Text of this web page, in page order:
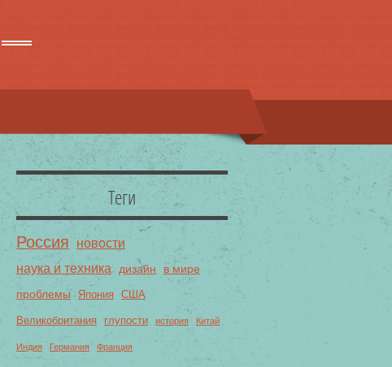
Теги
Россия
новости
наука и техника
дизайн
в мире
проблемы
Япония США
Великобритания глупости история Китай
Индия Германия Франция